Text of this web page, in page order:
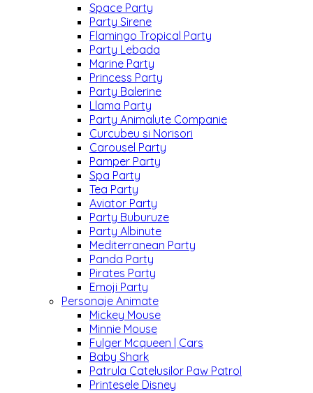
Space Party
Party Sirene
Flamingo Tropical Party
Party Lebada
Marine Party
Princess Party
Party Balerine
Llama Party
Party Animalute Companie
Curcubeu si Norisori
Carousel Party
Pamper Party
Spa Party
Tea Party
Aviator Party
Party Buburuze
Party Albinute
Mediterranean Party
Panda Party
Pirates Party
Emoji Party
Personaje Animate
Mickey Mouse
Minnie Mouse
Fulger Mcqueen | Cars
Baby Shark
Patrula Catelusilor Paw Patrol
Printesele Disney